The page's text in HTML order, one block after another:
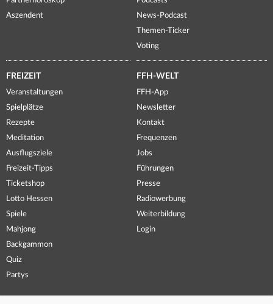
Aszendent
News-Podcast
Themen-Ticker
Voting
FREIZEIT
Veranstaltungen
Spielplätze
Rezepte
Meditation
Ausflugsziele
Freizeit-Tipps
Ticketshop
Lotto Hessen
Spiele
Mahjong
Backgammon
Quiz
Partys
FFH-WELT
FFH-App
Newsletter
Kontakt
Frequenzen
Jobs
Führungen
Presse
Radiowerbung
Weiterbildung
Login